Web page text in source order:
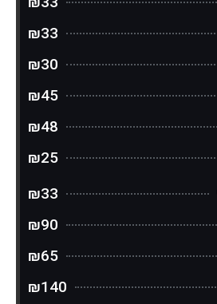
₪33
₪30
₪45
₪48
₪25
₪33
₪90
₪65
₪140